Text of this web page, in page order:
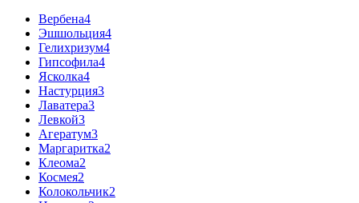
Вербена4
Эшшольция4
Гелихризум4
Гипсофила4
Ясколка4
Настурция3
Лаватера3
Левкой3
Агератум3
Маргаритка2
Клеома2
Космея2
Колокольчик2